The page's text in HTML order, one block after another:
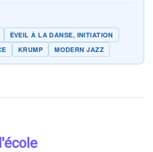
ÉVEIL À LA DANSE, INITIATION
KRUMP MODERN JAZZ